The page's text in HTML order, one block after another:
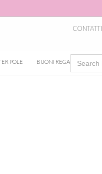
CONTATTI
POLE BUONI REGALOSearch
for: